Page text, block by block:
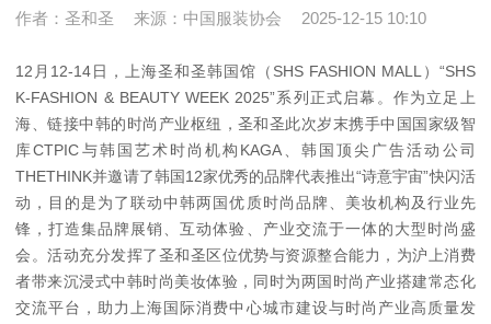
作者：圣和圣 来源：中国服装协会 2025-12-15 10:10
12月12-14日，上海圣和圣韩国馆（SHS FASHION MALL）“SHS
K-FASHION & BEAUTY WEEK 2025”系列正式启幕。作为立足上
海、链接中韩的时尚产业枢纽，圣和圣此次岁末携手中国国家级智
库CTPIC与韩国艺术时尚机构KAGA、韩国顶尖广告活动公司
THETHINK并邀请了韩国12家优秀的品牌代表推出“诗意宇宙”快闪活
动，目的是为了联动中韩两国优质时尚品牌、美妆机构及行业先
锋，打造集品牌展销、互动体验、产业交流于一体的大型时尚盛
会。活动充分发挥了圣和圣区位优势与资源整合能力，为沪上消费
者带来沉浸式中韩时尚美妆体验，同时为两国时尚产业搭建常态化
交流平台，助力上海国际消费中心城市建设与时尚产业高质量发